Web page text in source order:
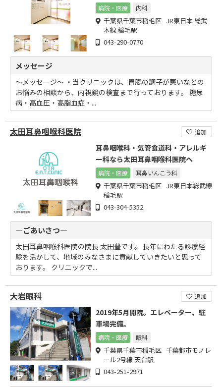
病院・医療 内科
千葉県千葉市稲毛区 JR東日本 総武
本線 稲毛駅
043-290-0770
メッセージ
～メッセージ～ ・当クリニックは、胃腸の調子が悪いなどの
お悩みの相談から、内視鏡の検査まで行っております。 糖尿
病・高血圧・高脂血症・...
太田耳鼻咽喉科医院 追加
耳鼻咽喉科・気管食道科・アレルギ
ー科なら太田耳鼻咽喉科医院へ
病院・医療 耳鼻いんこう科
千葉県千葉市稲毛区 JR東日本総武線
稲毛駅
043-304-5352
―ごあいさつ―
太田耳鼻咽喉科医院の院長 太田豊です。 長年にわたる診療経
験を活かして、地域のみなさまに貢献していきたいと思って
おります。 クリニックで...
大岩眼科 追加
2019年5月開院。エレベーター、駐
車場完備。
病院・医療 眼科
千葉県千葉市稲毛区 千葉都市モノレ
ール2号線 天台駅
043-251-2971